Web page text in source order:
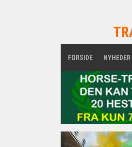
FORSIDE NYHEDER